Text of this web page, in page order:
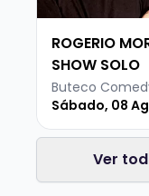
ROGERIO
SHOW SOLO
Sábado, 08
Ver